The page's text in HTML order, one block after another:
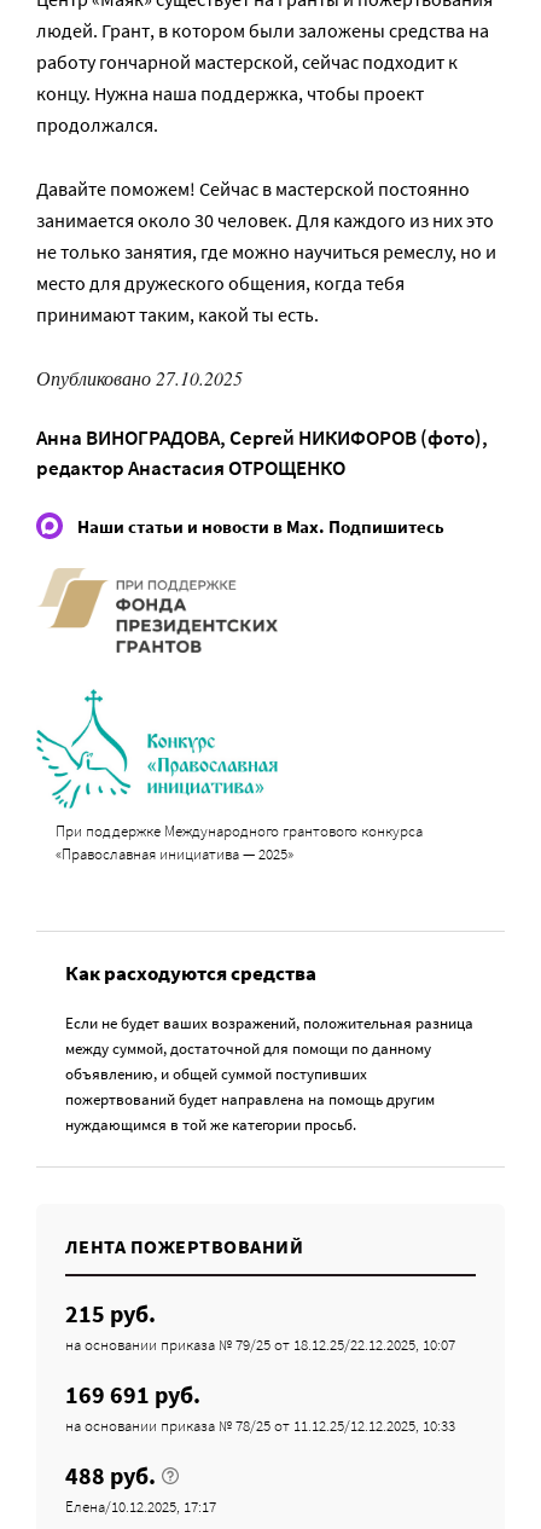
людей. Грант, в котором были заложены средства на
работу гончарной мастерской, сейчас подходит к
концу. Нужна наша поддержка, чтобы проект
продолжался.
Давайте поможем! Сейчас в мастерской постоянно
занимается около 30 человек. Для каждого из них это
не только занятия, где можно научиться ремеслу, но и
место для дружеского общения, когда тебя
принимают таким, какой ты есть.
Опубликовано 27.10.2025
Анна ВИНОГРАДОВА,Сергей НИКИФОРОВ (фото),
редакторАнастасия ОТРОЩЕНКО
Наши статьи и новости в Max. Подпишитесь
При поддержке Международного грантового конкурса
«Православная инициатива — 2025»
Как расходуются средства
Если не будет ваших возражений, положительная разница
между суммой, достаточной для помощи по данному
объявлению, и общей суммой поступивших
пожертвований будет направлена на помощь другим
нуждающимся в той же категории просьб.
ЛЕНТА ПОЖЕРТВОВАНИЙ
215 руб.
на основании приказа № 79/25 от 18.12.25/22.12.2025, 10:07
169 691 руб.
на основании приказа № 78/25 от 11.12.25/12.12.2025, 10:33
488 руб.
Елена/10.12.2025, 17:17